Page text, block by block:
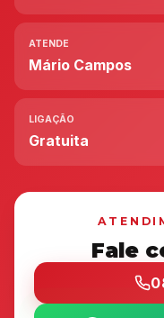
ATENDE
Mário Campos
LIGAÇÃO
Gratuita
Fale